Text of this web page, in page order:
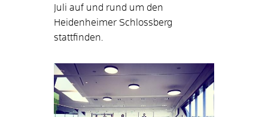
Juli auf und rund um den
Heidenheimer Schlossberg
stattfinden.